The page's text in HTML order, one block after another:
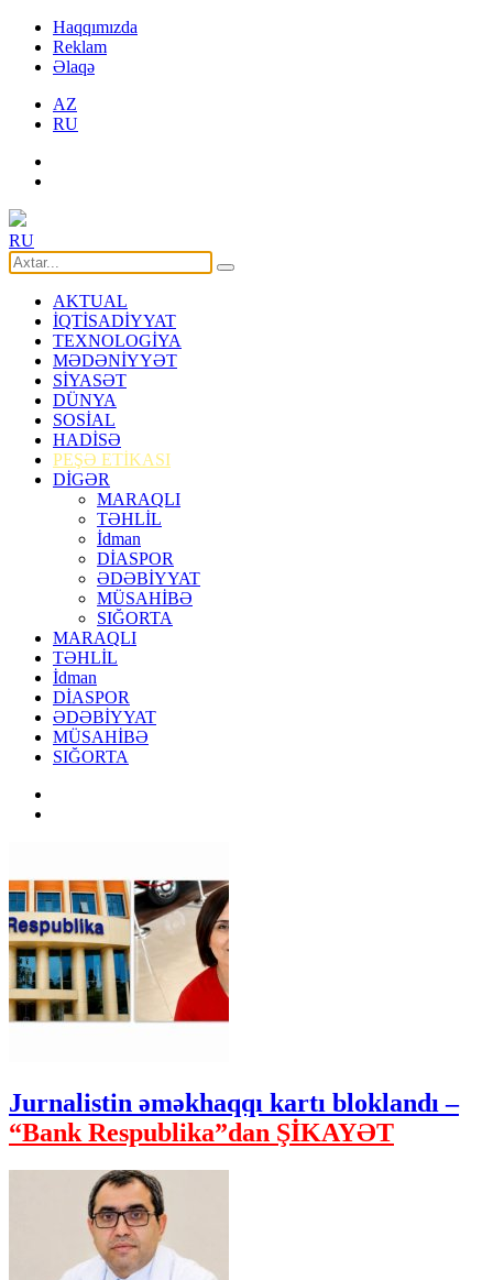
Haqqımızda
Reklam
Əlaqə
AZ
RU
RU
AKTUAL
İQTİSADİYYAT
TEXNOLOGİYA
MƏDƏNİYYƏT
SİYASƏT
DÜNYA
SOSİAL
HADİSƏ
PEŞƏ ETİKASI
DİGƏR
MARAQLI
TƏHLİL
İdman
DİASPOR
ƏDƏBİYYAT
MÜSAHİBƏ
SIĞORTA
MARAQLI
TƏHLİL
İdman
DİASPOR
ƏDƏBİYYAT
MÜSAHİBƏ
SIĞORTA
Jurnalistin əməkhaqqı kartı bloklandı –
“Bank Respublika”dan ŞİKAYƏT